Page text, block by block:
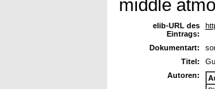
middle
elib-URL des
Eintrags:
Dokumentart:
Titel:
Autoren: